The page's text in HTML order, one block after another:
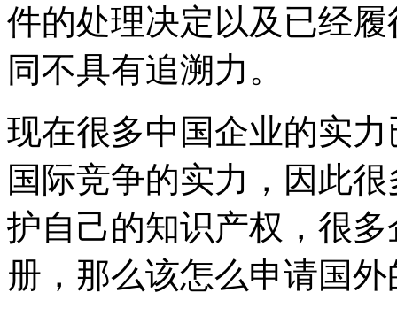
件的处理决定以及已经
同不具有追溯力。
现在很多中国企业的实
国际竞争的实力，因此
护自己的知识产权，很
册，那么该怎么申请国